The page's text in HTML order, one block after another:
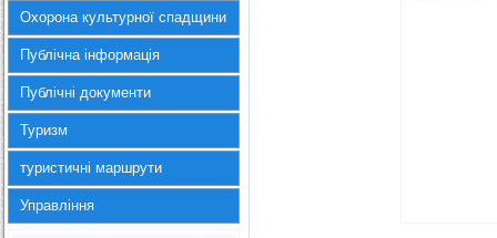
Охорона культурної спадщини
Публічна інформація
Публічні документи
Туризм
туристичні маршрути
Управління